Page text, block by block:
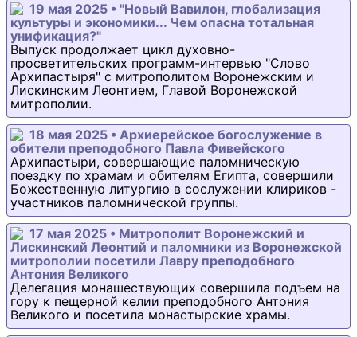
19 мая 2025 • "Новый Вавилон, глобализация
культуры и экономики... Чем опасна тотальная
унификация?"
Выпуск продолжает цикл духовно-
просветительских программ-интервью "Слово
Архипастыря" с митрополитом Воронежским и
Лискинским Леонтием, Главой Воронежской
митрополии.
18 мая 2025 • Архиерейское богослужение в
обители преподобного Павла Фивейского
Архипастыри, совершающие паломническую
поездку по храмам и обителям Египта, совершили
Божественную литургию в сослужении клириков -
участников паломнической группы.
17 мая 2025 • Митрополит Воронежский и
Лискинский Леонтий и паломники из Воронежской
митрополии посетили Лавру преподобного
Антония Великого
Делегация монашествующих совершила подъем на
гору к пещерной келии преподобного Антония
Великого и посетила монастырские храмы.